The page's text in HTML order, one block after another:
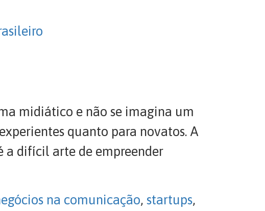
midiático e não se imagina um
quanto para novatos. A
a difícil arte de empreender
na comunicação, startups,